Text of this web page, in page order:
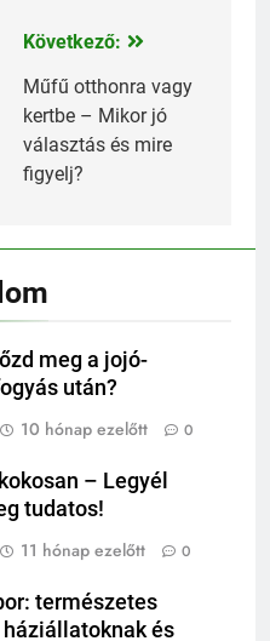
Következő:
Műfű otthonra vagy
kertbe – Mikor jó
választás és mire
figyelj?
meg a jojó-
után?
10 hónap ezelőtt 0
– Legyél
tudatos!
11 hónap ezelőtt 0
természetes
és